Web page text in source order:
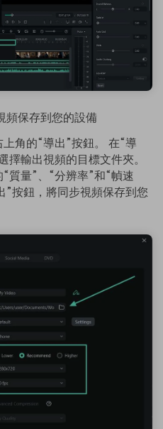
頻保存到您的設備
角的“導出”按鈕。 在“導
擇輸出視頻的目標文件夾。
質量”、“分辨率”和“幀速
”按鈕，將同步視頻保存到您